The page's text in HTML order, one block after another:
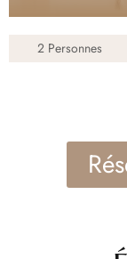
2 Personnes